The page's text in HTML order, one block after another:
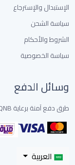
الإستبدال والإسترجاع
سياسة الشحن
الشروط والأحكام
سياسة الخصوصية
وسائل الدفع
طرق دفع آمنة برعاية QNB